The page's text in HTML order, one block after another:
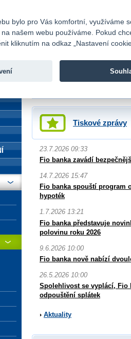
Fio banka
Tiskové zprávy
23.7.2026 09:33
Fio banka zavádí
14.7.2026 15:47
Fio banka spouští program
hypoték
1.7.2026 13:21
Fio banka představuje
polovinu roku 2026
9.6.2026 10:00
Fio banka nově nabízí
26.5.2026 10:00
Spolehlivost se vyplácí, Fio
odpouštění splátek
Aktuality
bylo pro Vás komfortní, využíváme
našem webu používáme. Pokud
kliknutím na odkaz „Nastavení